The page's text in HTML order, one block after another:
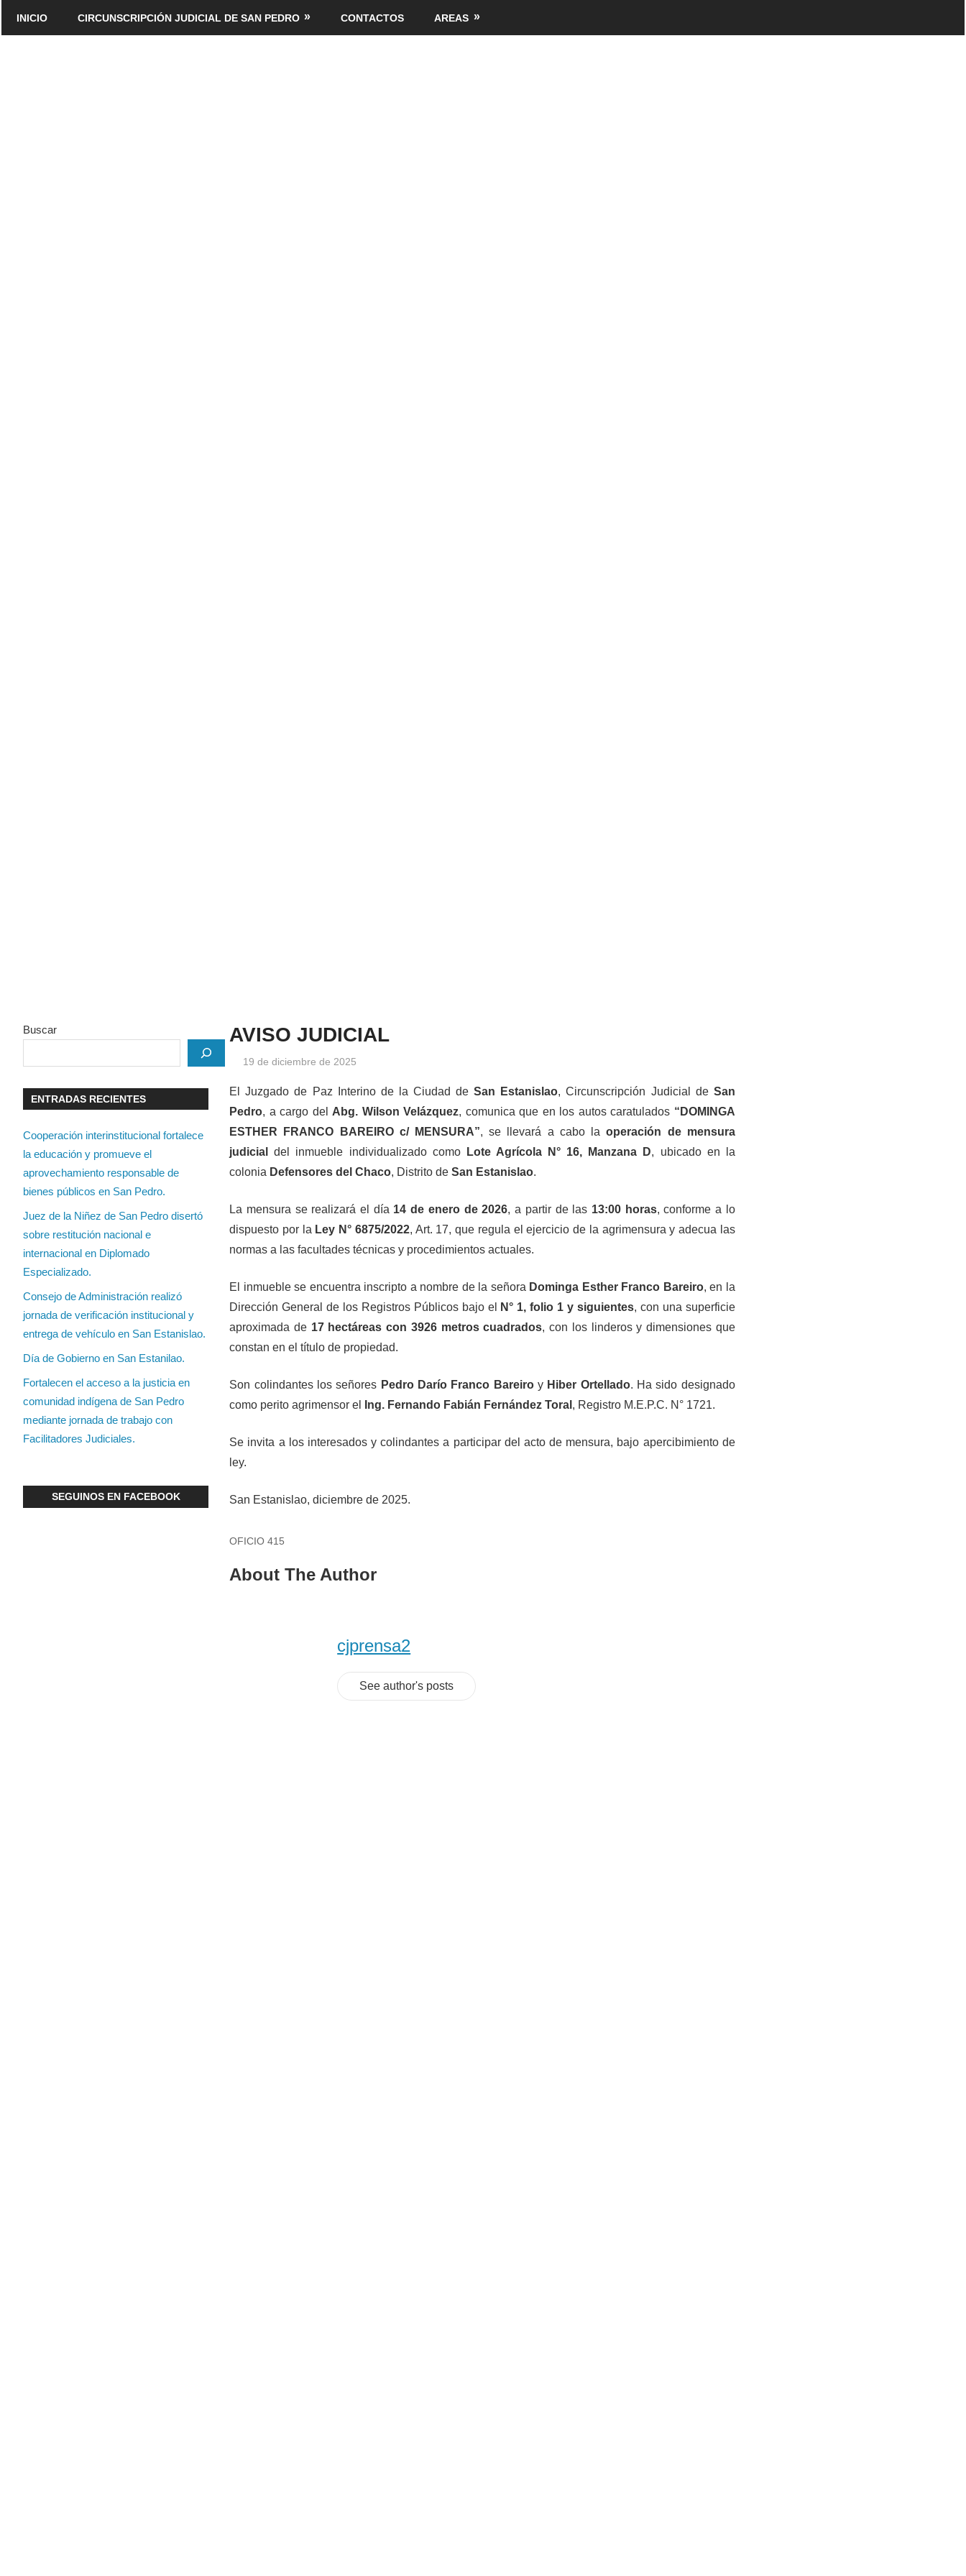
INICIO CIRCUNSCRIPCIÓN JUDICIAL DE SAN PEDRO CONTACTOS AREAS
AVISO JUDICIAL
19 de diciembre de 2025
El Juzgado de Paz Interino de la Ciudad deSan Estanislao, Circunscripción Judicial de San
Pedro, a cargo del Abg. Wilson Velázquez, comunica que en los autos caratulados “DOMINGA
ESTHER FRANCO BAREIRO c/ MENSURA”, se llevará a cabo laoperación de mensura
judicial
del inmueble individualizado como Lote Agrícola N° 16, Manzana D, ubicado en la
colonia Defensores del Chaco, Distrito deSan Estanislao.
La mensura se realizará el día 14 de enero de 2026, a partir de las 13:00 horas, conforme a lo
dispuesto por la Ley N° 6875/2022, Art. 17, que regula el ejercicio de la agrimensura y adecua las
normas a las facultades técnicas y procedimientos actuales.
El inmueble se encuentra inscripto a nombre de la señora Dominga Esther Franco Bareiro, en la
Dirección General de los Registros Públicos bajo el
N° 1, folio 1 y siguientes, con una superficie
aproximada de 17 hectáreas con 3926 metros cuadrados, con los linderos y dimensiones que
constan en el título de propiedad.
Son colindantes los señores Pedro Darío Franco Bareiroy Hiber Ortellado. Ha sido designado
como perito agrimensor el
Ing. Fernando Fabián Fernández Toral , Registro M.E.P.C. N° 1721.
Se invita a los interesados y colindantes a participar del acto de mensura, bajo apercibimiento de
ley.
San Estanislao, diciembre de 2025.
OFICIO 415
About The Author
cjprensa2
See author's posts
Buscar
ENTRADAS RECIENTES
Cooperación interinstitucional fortalece
la educación y promueve el
aprovechamiento responsable de
bienes públicos en San Pedro.
Juez de la Niñez de San Pedro disertó
sobre restitución nacional e
internacional en Diplomado
Especializado.
Consejo de Administración realizó
jornada de verificación institucional y
entrega de vehículo en San Estanislao.
Día de Gobierno en San Estanilao.
Fortalecen el acceso a la justicia en
comunidad indígena de San Pedro
mediante jornada de trabajo con
Facilitadores Judiciales.
SEGUINOS EN FACEBOOK